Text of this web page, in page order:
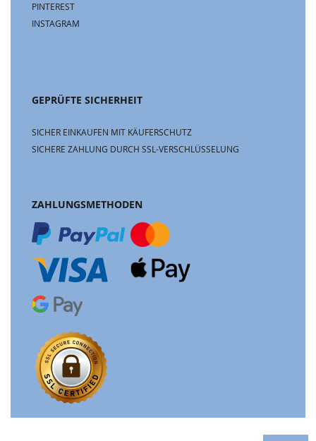
PINTEREST
INSTAGRAM
GEPRÜFTE SICHERHEIT
SICHER EINKAUFEN MIT KÄUFERSCHUTZ
SICHERE ZAHLUNG DURCH SSL-VERSCHLÜSSELUNG
ZAHLUNGSMETHODEN